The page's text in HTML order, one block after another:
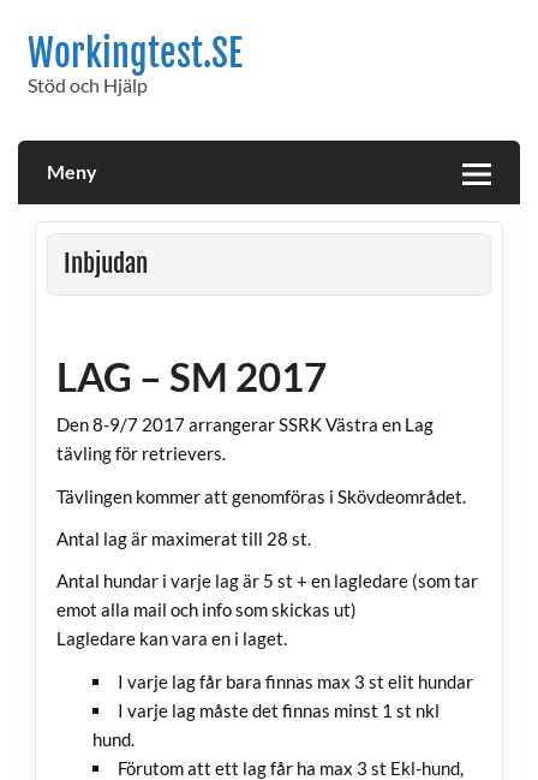
innehållWorkingtest.SE
Stöd och Hjälp
Meny
Inbjudan
LAG – SM 2017
Den 8-9/7 2017 arrangerar SSRK Västra en Lag
tävling för retrievers.
Tävlingen kommer att genomföras i Skövdeområdet.
Antal lag är maximerat till 28 st.
Antal hundar i varje lag är 5 st + en lagledare (som tar
emot alla mail och info som skickas ut)
Lagledare kan vara en i laget.
I varje lag får bara finnas max 3 st elit hundar
I varje lag måste det finnas minst 1 st nkl
hund.
Förutom att ett lag får ha max 3 st Ekl-hund,